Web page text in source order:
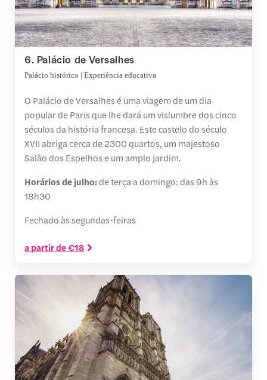
6. Palácio de Versalhes
Palácio histórico | Experiência educativa
O Palácio de Versalhes é uma viagem de um dia
popular de Paris que lhe dará um vislumbre dos cinco
séculos da história francesa. Este castelo do século
XVII abriga cerca de 2300 quartos, um majestoso
Salão dos Espelhos e um amplo jardim.
Horários de julho:de terça a domingo: das 9h às
18h30
Fechado às segundas-feiras
a partir de €18